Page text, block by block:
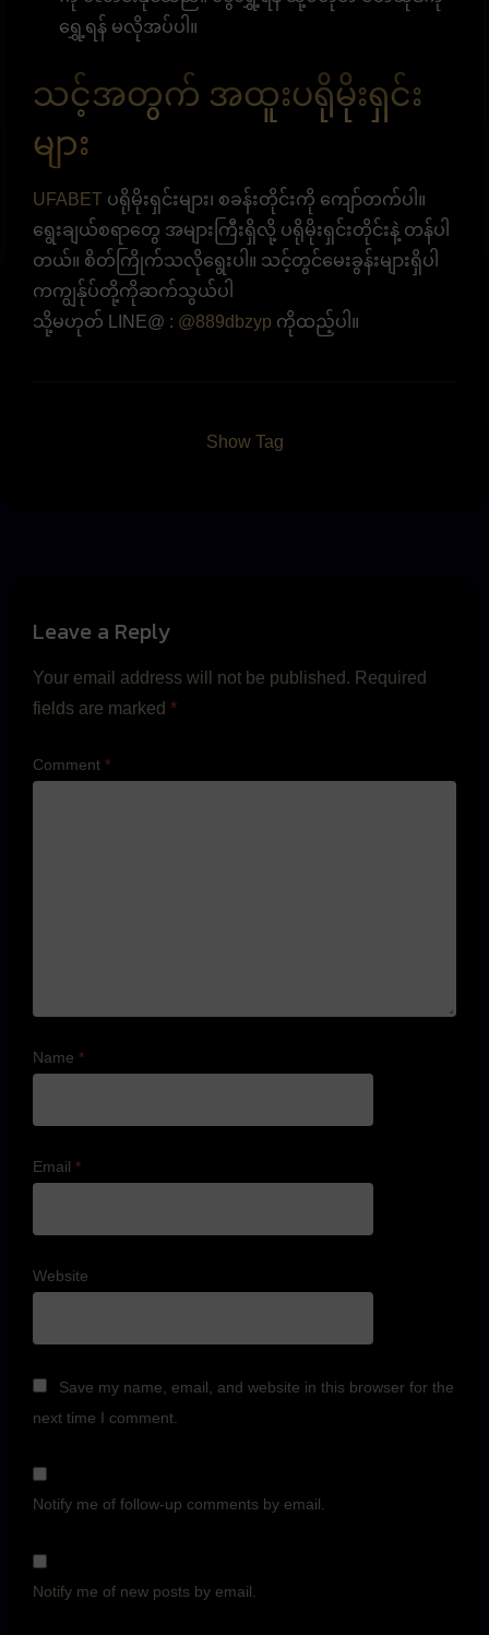
ရွှေ့ရန် မလိုအပ်ပါ။
သင့်အတွက် အထူးပရိုမိုးရှင်း
များ
UFABET ပရိုမိုးရှင်းများ၊ စခန်းတိုင်းကို ကျော်တက်ပါ။
ရွေးချယ်စရာတွေ အများကြီးရှိလို့ ပရိုမိုးရှင်းတိုင်းနဲ့ တန်ပါ
တယ်။ စိတ်ကြိုက်သလိုရွေးပါ။ သင့်တွင်မေးခွန်းများရှိပါ
ကကျွန်ုပ်တို့ကိုဆက်သွယ်ပါ
သို့မဟုတ် LINE@ : @889dbzyp ကိုထည့်ပါ။
Show Tag
Leave a Reply
Your email address will not be published. Required
fields are marked *
Comment *
Name *
Email *
Website
Save my name, email, and website in this browser for the
next time I comment.
Notify me of follow-up comments by email.
Notify me of new posts by email.